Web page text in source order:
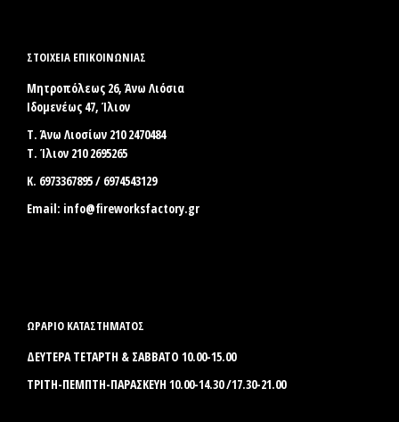
ΣΤΟΙΧΕΊΑ ΕΠΙΚΟΙΝΩΝΊΑΣ
Μητροπόλεως 26, Άνω Λιόσια
Ιδομενέως 47, Ίλιον
Τ. Άνω Λιοσίων 210 2470484
Τ. Ίλιον 210 2695265
Κ. 6973367895 / 6974543129
Email: info@fireworksfactory.gr
ΩΡΑΡΙΟ ΚΑΤΑΣΤΗΜΑΤΟΣ
ΔΕΥΤΕΡΑ ΤΕΤΑΡΤΗ & ΣΑΒΒΑΤΟ 10.00-15.00
ΤΡΙΤΗ-ΠΕΜΠΤΗ-ΠΑΡΑΣΚΕΥΗ 10.00-14.30 /17.30-21.00